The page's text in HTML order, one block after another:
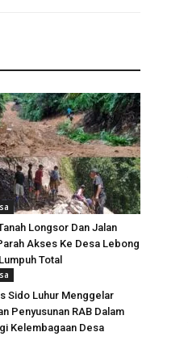
Longsor Dan Jalan
Akses Ke Desa Lebong
Total
Sido Luhur Menggelar
Penyusunan RAB Dalam
Kelembagaan Desa